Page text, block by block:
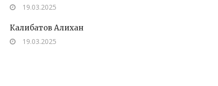
19.03.2025
Калибатов Алихан
19.03.2025